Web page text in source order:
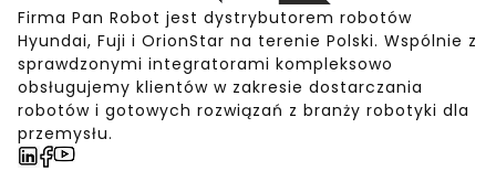
Firma Pan Robot jest dystrybutorem robotów
Hyundai, Fuji i OrionStar na terenie Polski. Wspólnie z
sprawdzonymi integratorami kompleksowo
obsługujemy klientów w zakresie dostarczania
robotów i gotowych rozwiązań z branży robotyki dla
przemysłu.